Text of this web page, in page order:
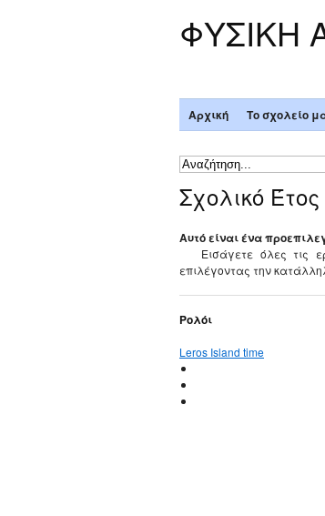
ΦΥΣΙΚΗ
Αρχική Το σχολείο
Σχολικό
Αυτό είναι ένα
Εισάγετε όλες τις
επιλέγοντας την
Ρολόι
Leros Island time